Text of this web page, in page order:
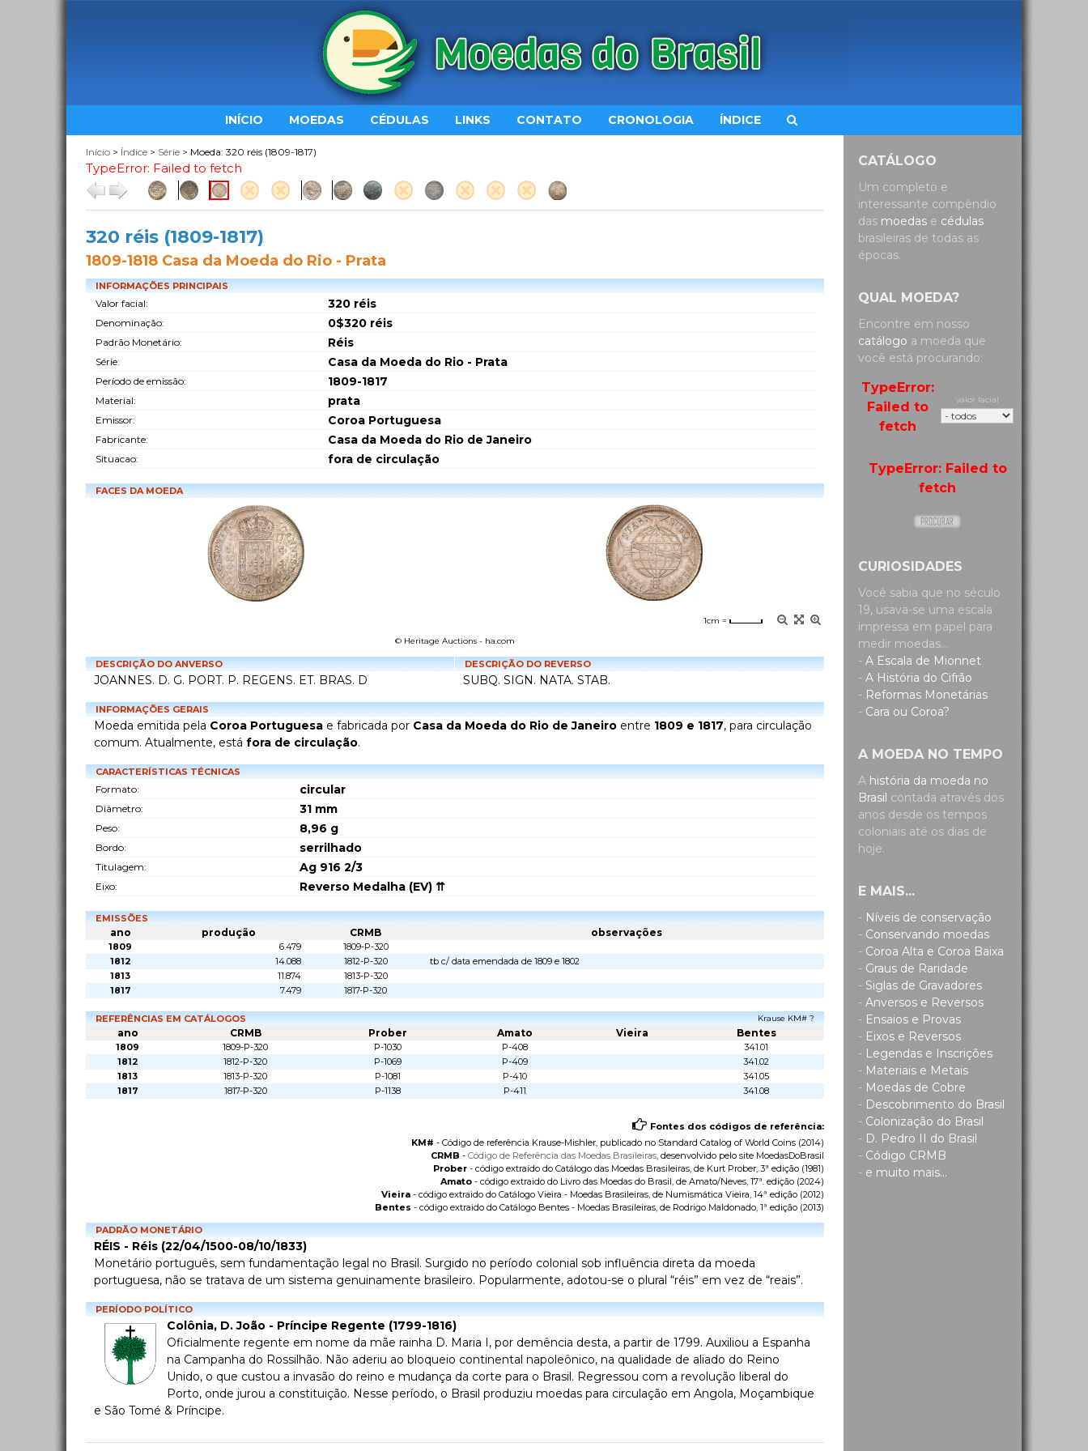
INÍCIO MOEDAS CÉDULAS LINKS CONTATO CRONOLOGIA ÍNDICE
CATÁLOGO
Um completo e
interessante compêndio
das moedas e cédulas
brasileiras de todas as
épocas.
QUAL MOEDA?
Encontre em nosso
catálogo a moeda que
você está procurando:
TypeError:
Failed to
fetch
valor facial
TypeError: Failed to
fetch
CURIOSIDADES
Você sabia que no século
19, usava-se uma escala
impressa em papel para
medir moedas...
- A Escala de Mionnet
- A História do Cifrão
- Reformas Monetárias
- Cara ou Coroa?
A MOEDA NO TEMPO
A história da moeda no
Brasil contada através dos
anos desde os tempos
coloniais até os dias de
hoje.
E MAIS...
- Níveis de conservação
- Conservando moedas
- Coroa Alta e Coroa Baixa
- Graus de Raridade
- Siglas de Gravadores
- Anversos e Reversos
- Ensaios e Provas
- Eixos e Reversos
- Legendas e Inscrições
- Materiais e Metais
- Moedas de Cobre
- Descobrimento do Brasil
- Colonização do Brasil
- D. Pedro II do Brasil
- Código CRMB
- e muito mais...
Início > Índice > Série > Moeda: 320 réis (1809-1817)
TypeError: Failed to fetch
320 réis (1809-1817)
1809-1818 Casa da Moeda do Rio - Prata
INFORMAÇÕES PRINCIPAIS
Valor facial: 320 réis
Denominação: 0$320 réis
Padrão Monetário: Réis
Série: Casa da Moeda do Rio - Prata
Período de emissão: 1809-1817
Material: prata
Emissor: Coroa Portuguesa
Fabricante: Casa da Moeda do Rio de Janeiro
Situacao: fora de circulação
FACES DA MOEDA
1cm =
© Heritage Auctions - ha.com
DESCRIÇÃO DO ANVERSO
JOANNES. D. G. PORT. P. REGENS. ET. BRAS. D
DESCRIÇÃO DO REVERSO
SUBQ. SIGN. NATA. STAB.
INFORMAÇÕES GERAIS
Moeda emitida pela Coroa Portuguesa e fabricada por Casa da Moeda do Rio de Janeiro entre 1809 e 1817, para circulação
comum. Atualmente, está fora de circulação.
CARACTERÍSTICAS TÉCNICAS
Formato: circular
Diâmetro: 31 mm
Peso: 8,96 g
Bordo: serrilhado
Titulagem: Ag 916 2/3
Eixo: Reverso Medalha (EV) ⇈
EMISSÕES
ano produção CRMB observações
1809 6.479
1809-P-320
1812
14.088 1812-P-320
tb c/ data emendada de 1809 e 1802
1813
11.874
1813-P-320
1817
7.479 1817-P-320
REFERÊNCIAS EM CATÁLOGOS Krause KM# ?
ano CRMB Prober Amato Vieira Bentes
1809 1809-P-320 P-1030 P-408
341.01
1812
1812-P-320 P-1069 P-409
341.02
1813
1813-P-320 P-1081 P-410
341.05
1817
1817-P-320 P-1138 P-411 341.08
Fontes dos códigos de referência:
KM# - Código de referência Krause-Mishler, publicado no Standard Catalog of World Coins (2014)
CRMB - Código de Referência das Moedas Brasileiras, desenvolvido pelo site MoedasDoBrasil
Prober - código extraído do Catálogo das Moedas Brasileiras, de Kurt Prober, 3ª edição (1981)
Amato - código extraido do Livro das Moedas do Brasil, de Amato/Neves, 17ª. edição (2024)
Vieira - código extraido do Catálogo Vieira - Moedas Brasileiras, de Numismática Vieira, 14ª edição (2012)
Bentes - código extraido do Catálogo Bentes - Moedas Brasileiras, de Rodrigo Maldonado, 1ª edição (2013)
PADRÃO MONETÁRIO
RÉIS - Réis (22/04/1500-08/10/1833)
Monetário português, sem fundamentação legal no Brasil. Surgido no período colonial sob influência direta da moeda
portuguesa, não se tratava de um sistema genuinamente brasileiro. Popularmente, adotou-se o plural “réis” em vez de “reais”.
PERÍODO POLÍTICO
Colônia, D. João - Príncipe Regente (1799-1816)
Oficialmente regente em nome da mãe rainha D. Maria I, por demência desta, a partir de 1799. Auxiliou a Espanha
na Campanha do Rossilhão. Não aderiu ao bloqueio continental napoleônico, na qualidade de aliado do Reino
Unido, o que custou a invasão do reino e mudança da corte para o Brasil. Regressou com a revolução liberal do
Porto, onde jurou a constituição. Nesse período, o Brasil produziu moedas para circulação em Angola, Moçambique
e São Tomé & Príncipe.